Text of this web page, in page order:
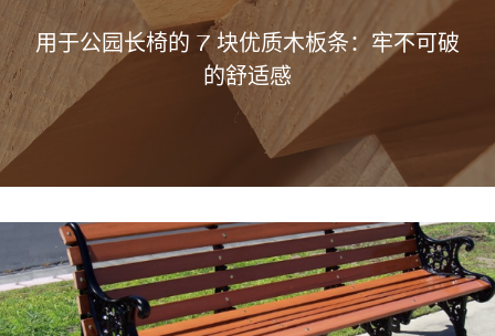
用于公园长椅的 7 块优质木板条：牢不可破
的舒适感